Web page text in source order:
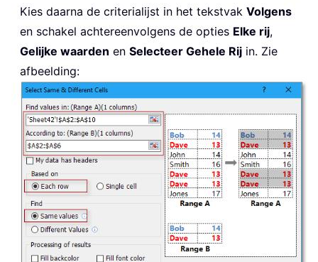
Kies daarna de criterialijst in het tekstvak Volgens
en schakel achtereenvolgens de opties Elke rij,
Gelijke waarden en Selecteer Gehele Rij in. Zie
afbeelding: